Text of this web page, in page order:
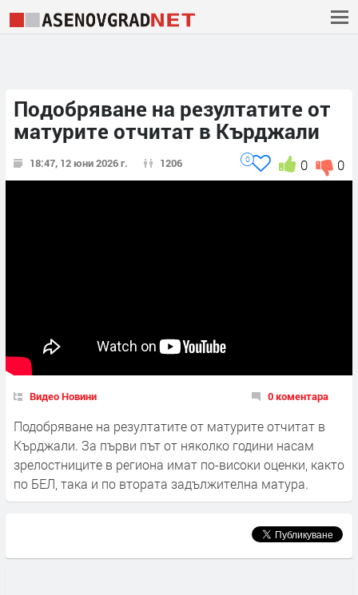
Подобряване на резултатите от
матурите отчитат в Кърджали
18:47, 12 юни 2026 г. 1206 0
0
0
Видео Новини 0 коментара
Подобряване на резултатите от матурите отчитат в
Кърджали. За първи път от няколко години насам
зрелостниците в региона имат по-високи оценки, както
по БЕЛ, така и по втората задължителна матура.